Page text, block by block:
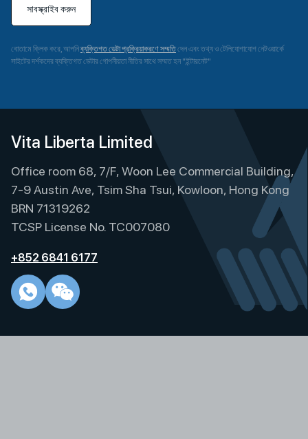
সাবস্ক্রাইব করুন
বোতামে ক্লিক করে, আপনিব্যক্তিগত ডেটা প্রক্রিয়াকরণে সম্মতিদেন এবং তথ্য ও টেলিযোগাযোগ নেটওয়ার্কে
সাইটের দর্শকদের ব্যক্তিগত ডেটার গোপনীয়তা নীতির সাথে সম্মত হন "ইন্টারনেট"
l
e
n
a
t
i
e
Vita Liberta Limited
Office room 68, 7/F, Woon Lee Commercial Building,
7-9 Austin Ave, Tsim Sha Tsui, Kowloon, Hong Kong
BRN 71319262
TCSP License No. TC007080
+852 6841 6177